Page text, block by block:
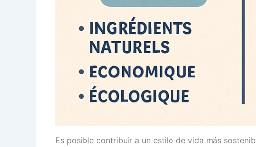
Es posible contribuir a un estilo de vida más